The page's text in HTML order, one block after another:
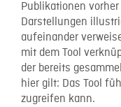
Publikationen
Darstellungen
aufeinander
mit dem Tool
der bereits
hier gilt: Das Tool
zugreifen kann.